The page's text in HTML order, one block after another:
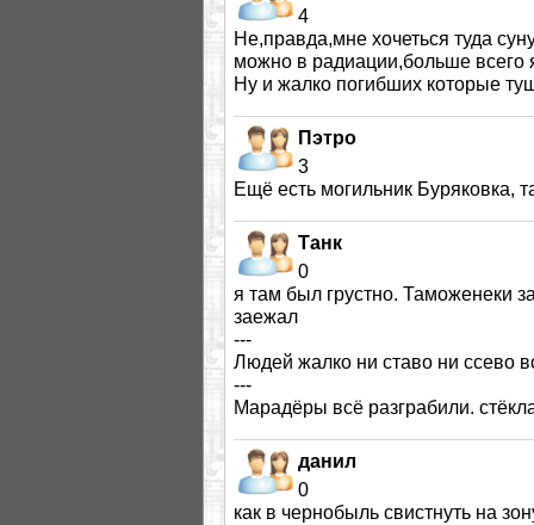
4
Не,правда,мне хочеться туда
можно в радиации,больше всего
Ну и жалко погибших которые
Пэтро
3
Ещё есть могильник Буряковка,
Танк
0
я там был грустно. Таможенеки
заежал
---
Людей жалко ни ставо ни ссево
---
Марадёры всё разграбили.
данил
0
как в чернобыль свистнуть на